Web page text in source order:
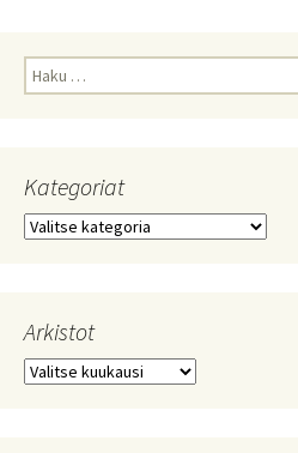
Haku:
Kategoriat
Kategoriat
Arkistot
Arkistot